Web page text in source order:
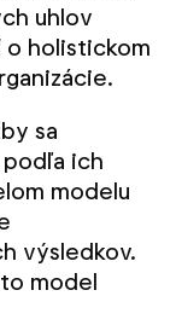
uhlov
o holistickom
sa
ich
modelu
výsledkov.
model